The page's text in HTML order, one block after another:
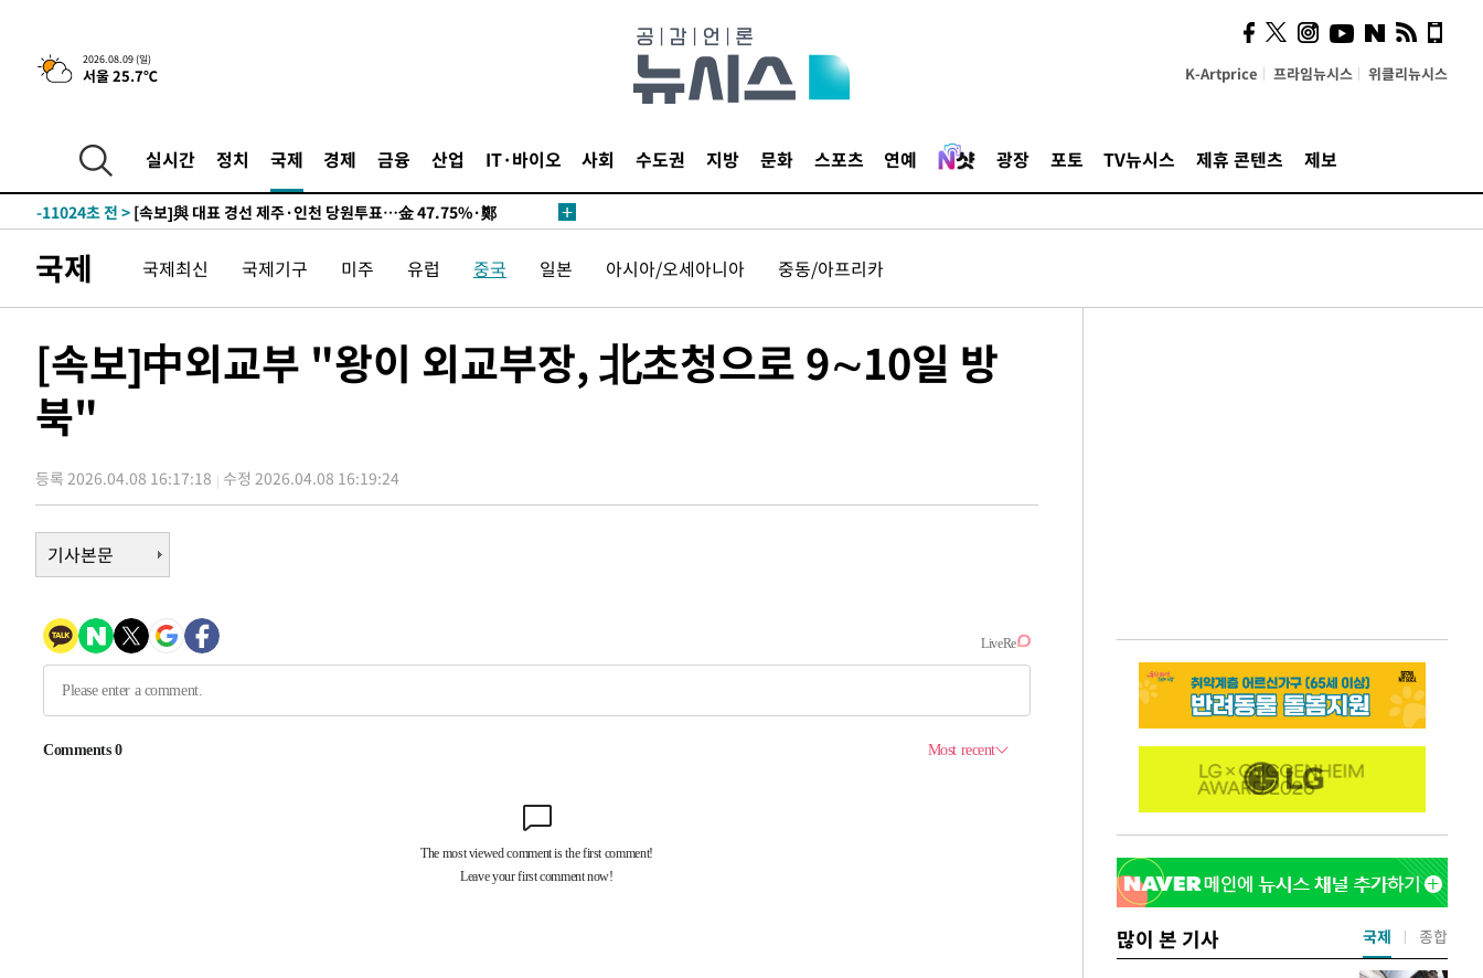
2026.08.09 (일)
서울 25.7℃ K-Artprice 프라임뉴시스 위클리뉴시스
실시간 정치 국제 경제 금융 산업 IT·바이오 사회 수도권 지방 문화 스포츠 연예 광장 포토 TV뉴시스 제휴 콘텐츠 제보
10시간 전 >[속보]뉴욕증시 상승 마감…S&P 0.6% 나스닥 1.3%↑
-11789초 전 >
한민수·김용 순
-11742초 전 >
[속보]김민석, 與 전대 당원투표 누적 득표율 45.42%로 1위… 정
청래 44.56%
-11024초 전 >
[속보]與 대표 경선 제주·인천 당원투표…金 47.75%·鄭
42.08%·宋 10.17%
-10558초 전 >이강인 "아틀레티코 이적 기뻐…등번호 7번 의미보단 팀 위해 뛸
것"
-10493초 전 >
[속보]與 당대표 경선, 제주·인천 권리당원 투표 김민석 승리
레티코 이적"
-3319초 전 > 수도권 40도 육박 '펄펄'…동해안 일부 지역엔 호의주의보
-2288초 전 >
온열질환 사망자 3명 늘어…누적 환자 3000명 돌파
1시간 전 >
2시간 전 >선재도서 해루질 나섰다 실종 60대, 닷새 만에 숨진 채 발견
3시간 전 >남자 농구, 나고야 아시안게임서 '홈팀' 일본과 한일전
3시간 전 >여수 오동도 해상서 모터보트 전복…1명 사망·1명 실종
4시간 전 >극한폭염 한풀 꺾이지만…'낮 최고 35도' 무더위, 열대야 계속[다음주
5시간 전 > [속보]'압수수색·성접대 논란' 축구협회 "실망과 걱정 안겨드려 죄송"
9시간 전 >'최고 37도' 폭염 지속…강원동해안 최대 150㎜ 비
10시간 전 >[속보]뉴욕증시 상승 마감…S&P 0.6% 나스닥 1.3%↑
-11789초 전 >
이강인 "아틀레티코 이적 기뻐…등번호 7번 의미보단 팀 위해 뛸
[속보]與 당대표 경선, 제주·인천 권리당원 투표 김민석 승리
국제 국제최신 국제기구 미주 유럽 중국 일본 아시아/오세아니아 중동/아프리카
[속보]中외교부 "왕이 외교부장, 北초청으로 9∼10일 방
북"
등록 2026.04.08 16:17:18 수정 2026.04.08 16:19:24
기사본문
많이 본 기사 국제 종합